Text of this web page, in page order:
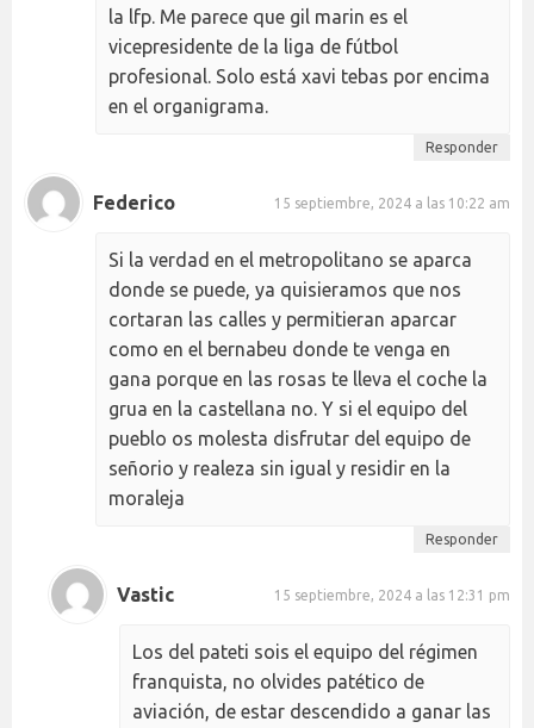
la lfp. Me parece que gil marin es el
vicepresidente de la liga de fútbol
profesional. Solo está xavi tebas por encima
en el organigrama.
Responder
Federico 15 septiembre, 2024 a las 10:22 am
Si la verdad en el metropolitano se aparca
donde se puede, ya quisieramos que nos
cortaran las calles y permitieran aparcar
como en el bernabeu donde te venga en
gana porque en las rosas te lleva el coche la
grua en la castellana no. Y si el equipo del
pueblo os molesta disfrutar del equipo de
señorio y realeza sin igual y residir en la
moraleja
Responder
Vastic 15 septiembre, 2024 a las 12:31 pm
Los del pateti sois el equipo del régimen
franquista, no olvides patético de
aviación, de estar descendido a ganar las